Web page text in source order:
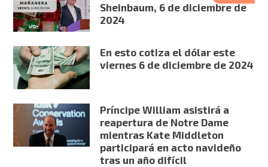
Sheinbaum, 6 de diciembre de
2024
En esto cotiza el dólar este
viernes 6 de diciembre de 2024
Príncipe William asistirá a
reapertura de Notre Dame
mientras Kate Middleton
participará en acto navideño
tras un año difícil